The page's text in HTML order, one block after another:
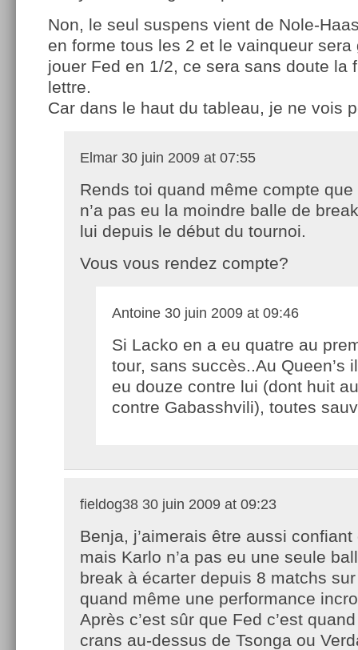
Non, le seul suspens vient de Nole-
en forme tous les 2 et le vainqueur
jouer Fed en 1/2, ce sera sans doute la
lettre.
Car dans le haut du tableau, je ne vois
Elmar 30 juin 2009 at 07:55
Rends toi quand même compte
n’a pas eu la moindre balle de
lui depuis le début du tournoi.
Vous vous rendez compte?
Antoine 30 juin 2009 at 09:46
Si Lacko en a eu quatre au
tour, sans succès..Au Queen’s
eu douze contre lui (dont huit
contre Gabasshvili), toutes
fieldog38 30 juin 2009 at 09:23
Benja, j’aimerais être aussi confiant
mais Karlo n’a pas eu une seule
break à écarter depuis 8 matchs sur
quand même une performance
Après c’est sûr que Fed c’est
crans au-dessus de Tsonga ou